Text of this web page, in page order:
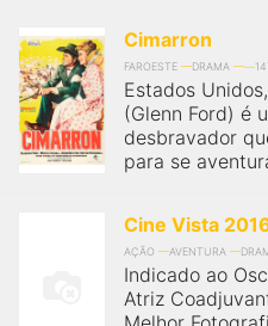
Cimarron
FAROESTE DRAMA
Estados
(Glenn Ford) é
desbravador
para se
Cine Vista
AÇÃO AVENTURA
Indicado ao
Atriz